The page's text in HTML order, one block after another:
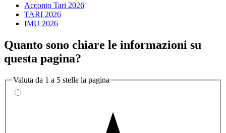
Acconto Tari 2026
TARI 2026
IMU 2026
Quanto sono chiare le informazioni su
questa pagina?
Valuta da 1 a 5 stelle la pagina